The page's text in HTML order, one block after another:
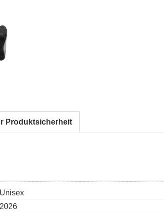
Produktsicherheit
Unisex
2026